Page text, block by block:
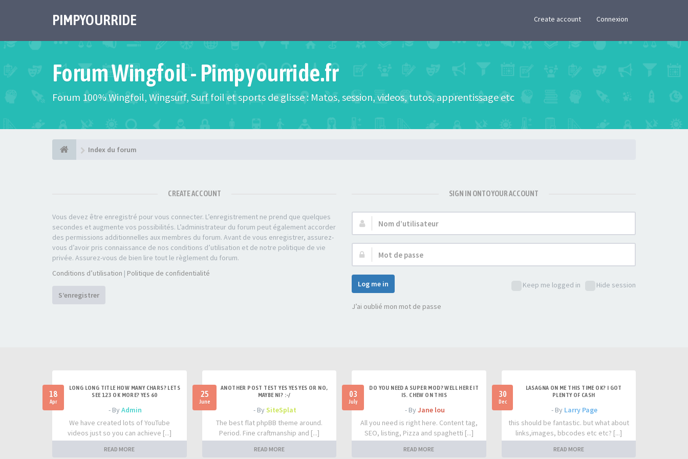
PIMPYOURRIDE Create account Connexion
Forum Wingfoil - Pimpyourride.fr
Forum 100% Wingfoil, Wingsurf, Surf foil et sports de glisse : Matos, session, videos, tutos, apprentissage etc
Index du forum
CREATE ACCOUNT
Vous devez être enregistré pour vous connecter. L’enregistrement ne prend que quelques
secondes et augmente vos possibilités. L’administrateur du forum peut également accorder
des permissions additionnelles aux membres du forum. Avant de vous enregistrer, assurez-
vous d’avoir pris connaissance de nos conditions d’utilisation et de notre politique de vie
privée. Assurez-vous de bien lire tout le règlement du forum.
Conditions d’utilisation | Politique de confidentialité
S’enregistrer
SIGN IN ONTO YOUR ACCOUNT
Nom
d’utilisateur :
Mot
de
passe :
Keep me logged in
Hide session
Log me in
J’ai oublié mon mot de passe
18
Apr
LONG LONG TITLE HOW MANY CHARS? LETS
SEE 123 OK MORE? YES 60
- ByAdmin
We have created lots of YouTube
videos just so you can achieve [...]
READ MORE
25
June
ANOTHER POST TEST YES YES YES OR NO,
MAYBE NI? :-/
- BySiteSplat
The best flat phpBB theme around.
Period. Fine craftmanship and [...]
READ MORE
03
July
DO YOU NEED A SUPER MOD? WELL HERE IT
IS. CHEW ON THIS
- By Jane lou
All you need is right here. Content tag,
SEO, listing, Pizza and spaghetti [...]
READ MORE
30
Dec
LASAGNA ON ME THIS TIME OK? I GOT
PLENTY OF CASH
- By Larry Page
this should be fantastic. but what about
links,images, bbcodes etc etc? [...]
READ MORE